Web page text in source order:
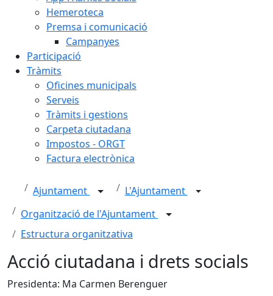
Hemeroteca
Premsa i comunicació
Campanyes
Participació
Tràmits
Oficines municipals
Serveis
Tràmits i gestions
Carpeta ciutadana
Impostos - ORGT
Factura electrònica
Ajuntament
L'Ajuntament
Organització de l'Ajuntament
Estructura organitzativa
Acció ciutadana i drets socials
Presidenta: Ma Carmen Berenguer